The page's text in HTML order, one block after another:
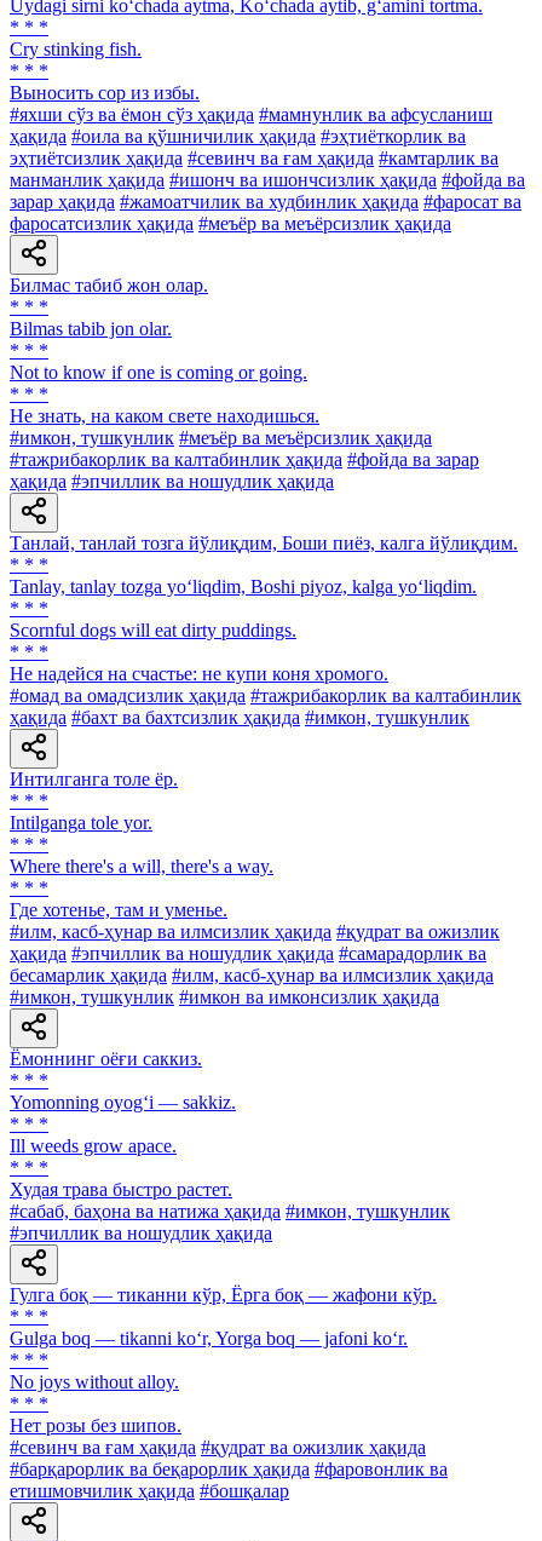
Uydagi sirni ko‘chada aytma, Ko‘chada aytib, g‘amini tortma.
* * *
Cry stinking fish.
* * *
Выносить cop из избы.
#яхши сўз ва ёмон сўз ҳақида #мамнунлик ва афсусланиш
ҳақида #оила ва қўшничилик ҳақида #эҳтиёткорлик ва
эҳтиётсизлик ҳақида #севинч ва ғам ҳақида #камтарлик ва
манманлик ҳақида #ишонч ва ишончсизлик ҳақида #фойда ва
зарар ҳақида #жамоатчилик ва худбинлик ҳақида #фаросат ва
фаросатсизлик ҳақида #меъёр ва меъёрсизлик ҳақида
Билмас табиб жон олар.
* * *
Bilmas tabib jon olar.
* * *
Not to know if one is coming or going.
* * *
He знать, на каком свете находишься.
#имкон, тушкунлик #меъёр ва меъёрсизлик ҳақида
#тажрибакорлик ва калтабинлик ҳақида #фойда ва зарар
ҳақида #эпчиллик ва ношудлик ҳақида
Танлай, танлай тозга йўлиқдим, Боши пиёз, калга йўлиқдим.
* * *
Tanlay, tanlay tozga yo‘liqdim, Boshi piyoz, kalga yo‘liqdim.
* * *
Scornful dogs will eat dirty puddings.
* * *
Не надейся на счастье: не купи коня хромого.
#омад ва омадсизлик ҳақида #тажрибакорлик ва калтабинлик
ҳақида #бахт ва бахтсизлик ҳақида #имкон, тушкунлик
Интилганга толе ёр.
* * *
Intilganga tole yor.
* * *
Where there's a will, there's a way.
* * *
Где хотенье, там и уменье.
#илм, касб-ҳунар ва илмсизлик ҳақида #қудрат ва ожизлик
ҳақида #эпчиллик ва ношудлик ҳақида #самарадорлик ва
бесамарлик ҳақида #илм, касб-ҳунар ва илмсизлик ҳақида
#имкон, тушкунлик #имкон ва имконсизлик ҳақида
Ёмоннинг оёғи саккиз.
* * *
Yomonning oyog‘i — sakkiz.
* * *
Ill weeds grow apace.
* * *
Худая трава быстро растет.
#сабаб, баҳона ва натижа ҳақида #имкон, тушкунлик
#эпчиллик ва ношудлик ҳақида
Гулга боқ — тиканни кўр, Ёрга боқ — жафони кўр.
* * *
Gulga boq — tikanni ko‘r, Yorga boq — jafoni ko‘r.
* * *
No joys without alloy.
* * *
Нет розы без шипов.
#севинч ва ғам ҳақида #қудрат ва ожизлик ҳақида
#барқарорлик ва беқарорлик ҳақида #фаровонлик ва
етишмовчилик ҳақида #бошқалар